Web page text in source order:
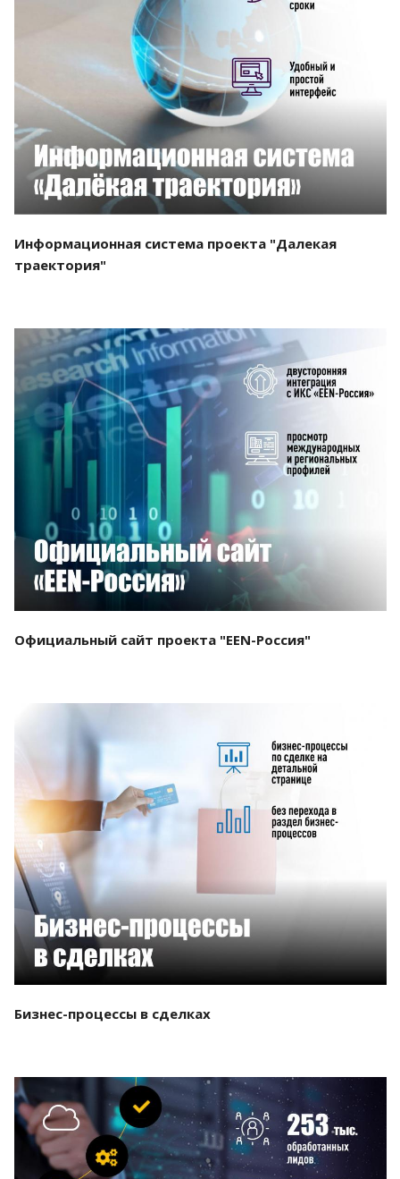
Смотреть проект
Информационная система проекта "Далекая
траектория"
Смотреть проект
Официальный сайт проекта "EEN-Россия"
Бизнес-процессы в сделках